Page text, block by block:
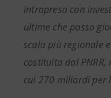
intrapreso con
ultime che posso
scala più regionale
costituita dal
cui 270 miliardi per